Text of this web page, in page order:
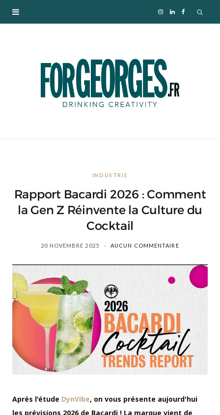
I
s
m
L
k
INDUSTRIE
Rapport Bacardi 2026 : Comment
la Gen Z Réinvente la Culture du
Cocktail
20 NOVEMBRE 2025 AUCUN COMMENTAIRE
Après l'étude DynVibe, on vous présente aujourd'hui
les prévisions 2026 de Bacardi ! La marque vient de